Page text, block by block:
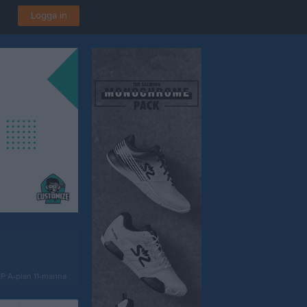
Logga in
A-plan 11-manna